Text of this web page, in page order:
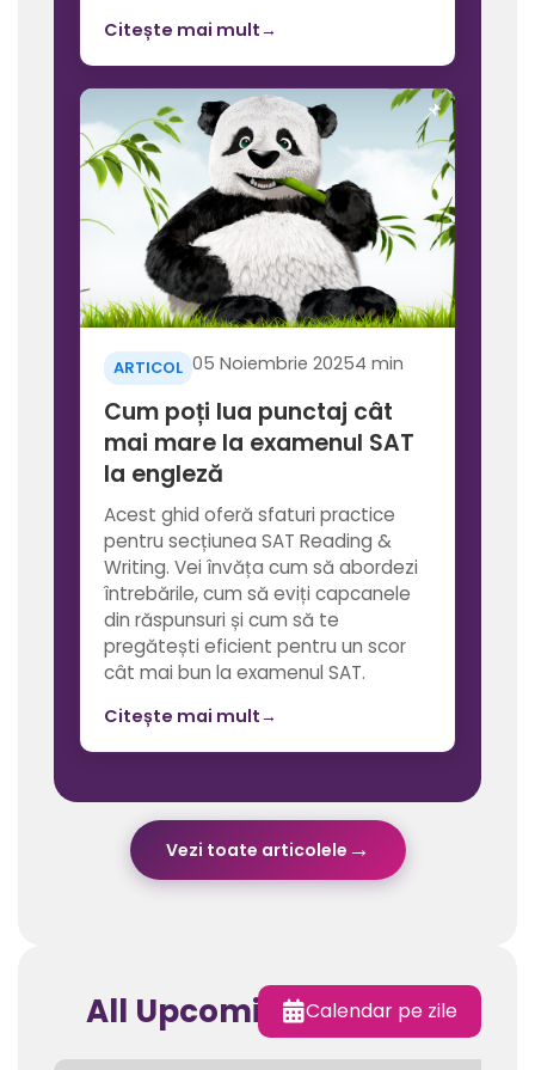
Citește mai mult→
ARTICOL 05 Noiembrie 20254 min
Cum poți lua punctaj cât
mai mare la examenul SAT
la engleză
Acest ghid oferă sfaturi practice
pentru secțiunea SAT Reading &
Writing. Vei învăța cum să abordezi
întrebările, cum să eviți capcanele
din răspunsuri și cum să te
pregătești eficient pentru un scor
cât mai bun la examenul SAT.
Citește mai mult→
Vezi toate articolele →
All Upcoming Sessions
Calendar pe zile